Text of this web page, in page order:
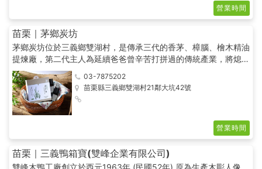
營業時間
苗栗｜茅鄉炭坊
茅鄉炭坊位於三義鄉雙湖村，是傳承三代的香茅、樟腦、檜木精油
提煉廠，第二代主人為延續爸爸曾辛苦打拼過的傳統產業，將熄火
多年的精油提煉廠重新啟動，廠內保有古早的木炭窯和完整的提煉
精油等設備，並將傳統轉型為觀光休閒產業，希望透過解說與導
覽，讓更多的人認識這個台灣早年煉油業的歷史興衰與文化。
03-7875202
苗栗縣三義鄉雙湖村21鄰大坑42號
營業時間
苗栗｜三義鴨箱寶(雙峰企業有限公司)
雙峰木鴨工廠創立於西元1963年 (民國52年) 原為生產木彫人像、